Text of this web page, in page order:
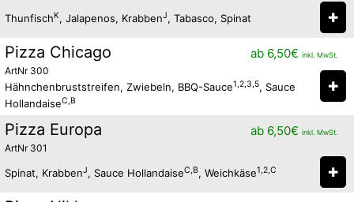
ThunfischK, Jalapenos, KrabbenJ, Tabasco, Spinat ✚
Pizza Chicago
ArtNr 300
ab 6,50€ inkl. MwSt.
Hähnchenbruststreifen, Zwiebeln, BBQ-Sauce1,2,3,5, Sauce
HollandaiseC,B
✚
Pizza Europa
ArtNr 301
ab 6,50€ inkl. MwSt.
Spinat, KrabbenJ, Sauce HollandaiseC,B, Weichkäse1,2,C ✚